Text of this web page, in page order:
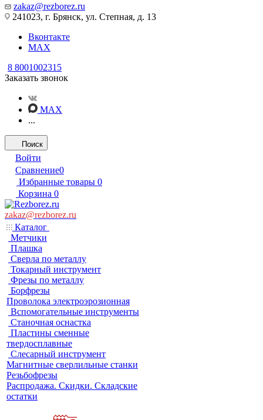
zakaz@rezborez.ru
241023, г. Брянск, ул. Степная, д. 13
Вконтакте
MAX
8 8001002315
Заказать звонок
MAX
...
Поиск
Войти
Сравнение0
Избранные товары 0
Корзина 0
zakaz@rezborez.ru
Каталог
Метчики
Плашка
Сверла по металлу
Токарный инструмент
Фрезы по металлу
Борфрезы
Проволока электроэрозионная
Вспомогательные инструменты
Станочная оснастка
Пластины сменные
твердосплавные
Слесарный инструмент
Магнитные сверлильные станки
Резьбофрезы
Распродажа. Скидки. Складские
остатки